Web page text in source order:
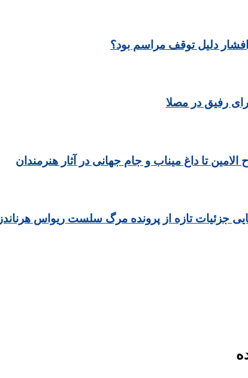
دلیل توقف مراسم بود؟
رفیق در مصلا
تا داغ میناب و جام جهانی در آثار هنرمندان
جزئیات تازه از پرونده مرگ سلست ریواس هرناندز